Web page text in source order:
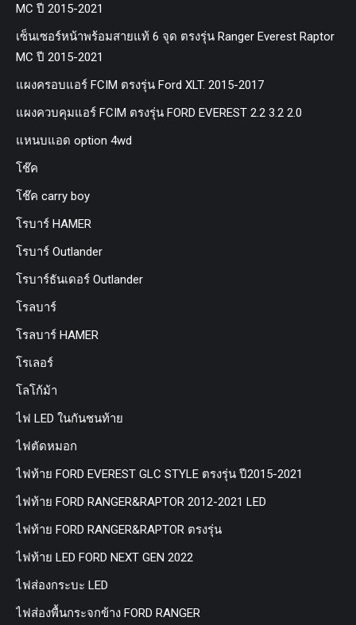
MC ปี 2015-2021
เซ็นเซอร์หน้าพร้อมสายแท้ 6 จุด ตรงรุ่น Ranger Everest Raptor
MC ปี 2015-2021
แผงครอบแอร์ FCIM ตรงรุ่น Ford XLT. 2015-2017
แผงควบคุมแอร์ FCIM ตรงรุ่น FORD EVEREST 2.2 3.2 2.0
แหนบแอด option 4wd
โช๊ค
โช๊ค carry boy
โรบาร์ HAMER
โรบาร์ Outlander
โรบาร์ธันเดอร์ Outlander
โรลบาร์
โรลบาร์ HAMER
โรเลอร์
โลโก้ม้า
ไฟ LED ในกันชนท้าย
ไฟตัดหมอก
ไฟท้าย FORD EVEREST GLC STYLE ตรงรุ่น ปี2015-2021
ไฟท้าย FORD RANGER&RAPTOR 2012-2021 LED
ไฟท้าย FORD RANGER&RAPTOR ตรงรุ่น
ไฟท้าย LED FORD NEXT GEN 2022
ไฟส่องกระบะ LED
ไฟส่องพื้นกระจกข้าง FORD RANGER